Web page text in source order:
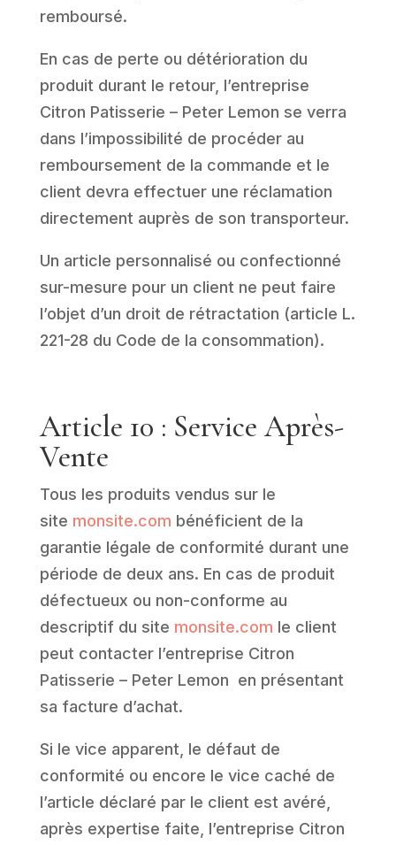
remboursé.
En cas de perte ou détérioration du
produit durant le retour, l’entreprise
Citron Patisserie – Peter Lemon se verra
dans l’impossibilité de procéder au
remboursement de la commande et le
client devra effectuer une réclamation
directement auprès de son transporteur.
Un article personnalisé ou confectionné
sur-mesure pour un client ne peut faire
l’objet d’un droit de rétractation (article L.
221-28 du Code de la consommation).
Article 10 : Service Après-
Vente
Tous les produits vendus sur le
site monsite.com bénéficient de la
garantie légale de conformité durant une
période de deux ans. En cas de produit
défectueux ou non-conforme au
descriptif du site monsite.com le client
peut contacter l’entreprise Citron
Patisserie – Peter Lemon en présentant
sa facture d’achat.
Si le vice apparent, le défaut de
conformité ou encore le vice caché de
l’article déclaré par le client est avéré,
après expertise faite, l’entreprise Citron